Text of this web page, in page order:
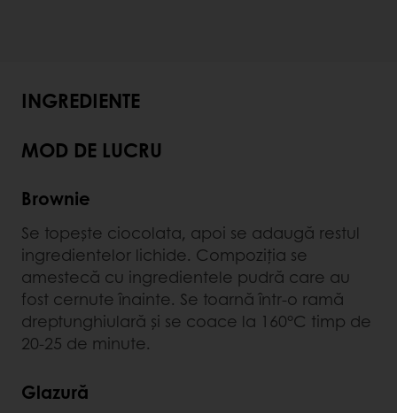
INGREDIENTE
MOD DE LUCRU
Brownie
Se topește ciocolata, apoi se adaugă restul
ingredientelor lichide. Compoziția se
amestecă cu ingredientele pudră care au
fost cernute înainte. Se toarnă într-o ramă
dreptunghiulară și se coace la 160°C timp de
20-25 de minute.
Glazură